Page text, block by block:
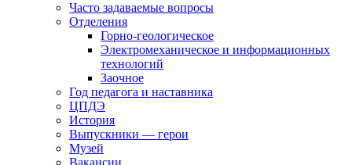
Часто задаваемые вопросы
Отделения
Горно-геологическое
Электромеханическое и информационных
технологий
Заочное
Год педагога и наставника
ЦПДЭ
История
Выпускники — герои
Музей
Вакансии